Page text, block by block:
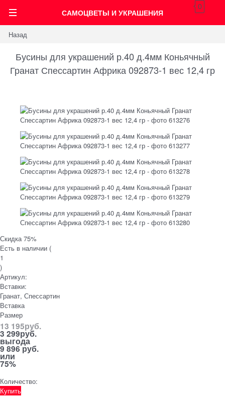
САМОЦВЕТЫ И УКРАШЕНИЯ
0
Назад
Бусины для украшений р.40 д.4мм Коньячный
Гранат Спессартин Африка 092873-1 вес 12,4 гр
Скидка 75%
Есть в наличии (
1
)
Артикул:
Вставки:
Гранат, Спессартин
Вставка
Размер
13 195руб.
3 299руб.
выгода
9 896 руб.
или
75%
Количество:
Купить